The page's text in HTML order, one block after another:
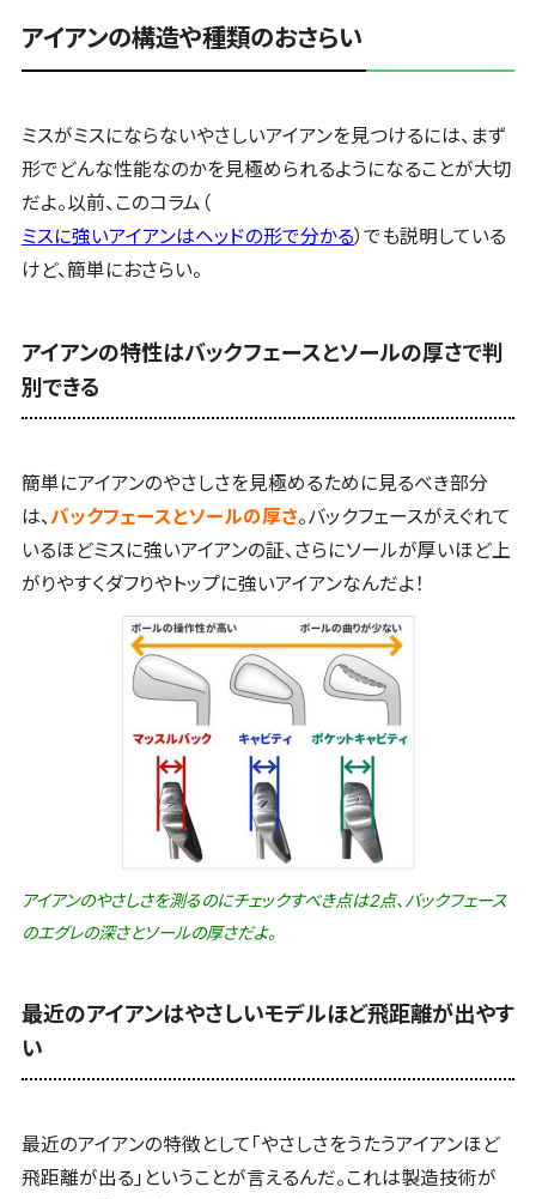
アイアンの構造や種類のおさらい
ミスがミスにならないやさしいアイアンを見つけるには、まず
形でどんな性能なのかを見極められるようになることが大切
だよ。以前、このコラム（
ミスに強いアイアンはヘッドの形で分かる）でも説明している
けど、簡単におさらい。
アイアンの特性はバックフェースとソールの厚さで判
別できる
簡単にアイアンのやさしさを見極めるために見るべき部分
は、バックフェースとソールの厚さ。バックフェースがえぐれて
いるほどミスに強いアイアンの証、さらにソールが厚いほど上
がりやすくダフりやトップに強いアイアンなんだよ！
アイアンのやさしさを測るのにチェックすべき点は2点、バックフェース
のエグレの深さとソールの厚さだよ。
最近のアイアンはやさしいモデルほど飛距離が出やす
い
最近のアイアンの特徴として「やさしさをうたうアイアンほど
飛距離が出る」ということが言えるんだ。これは製造技術が